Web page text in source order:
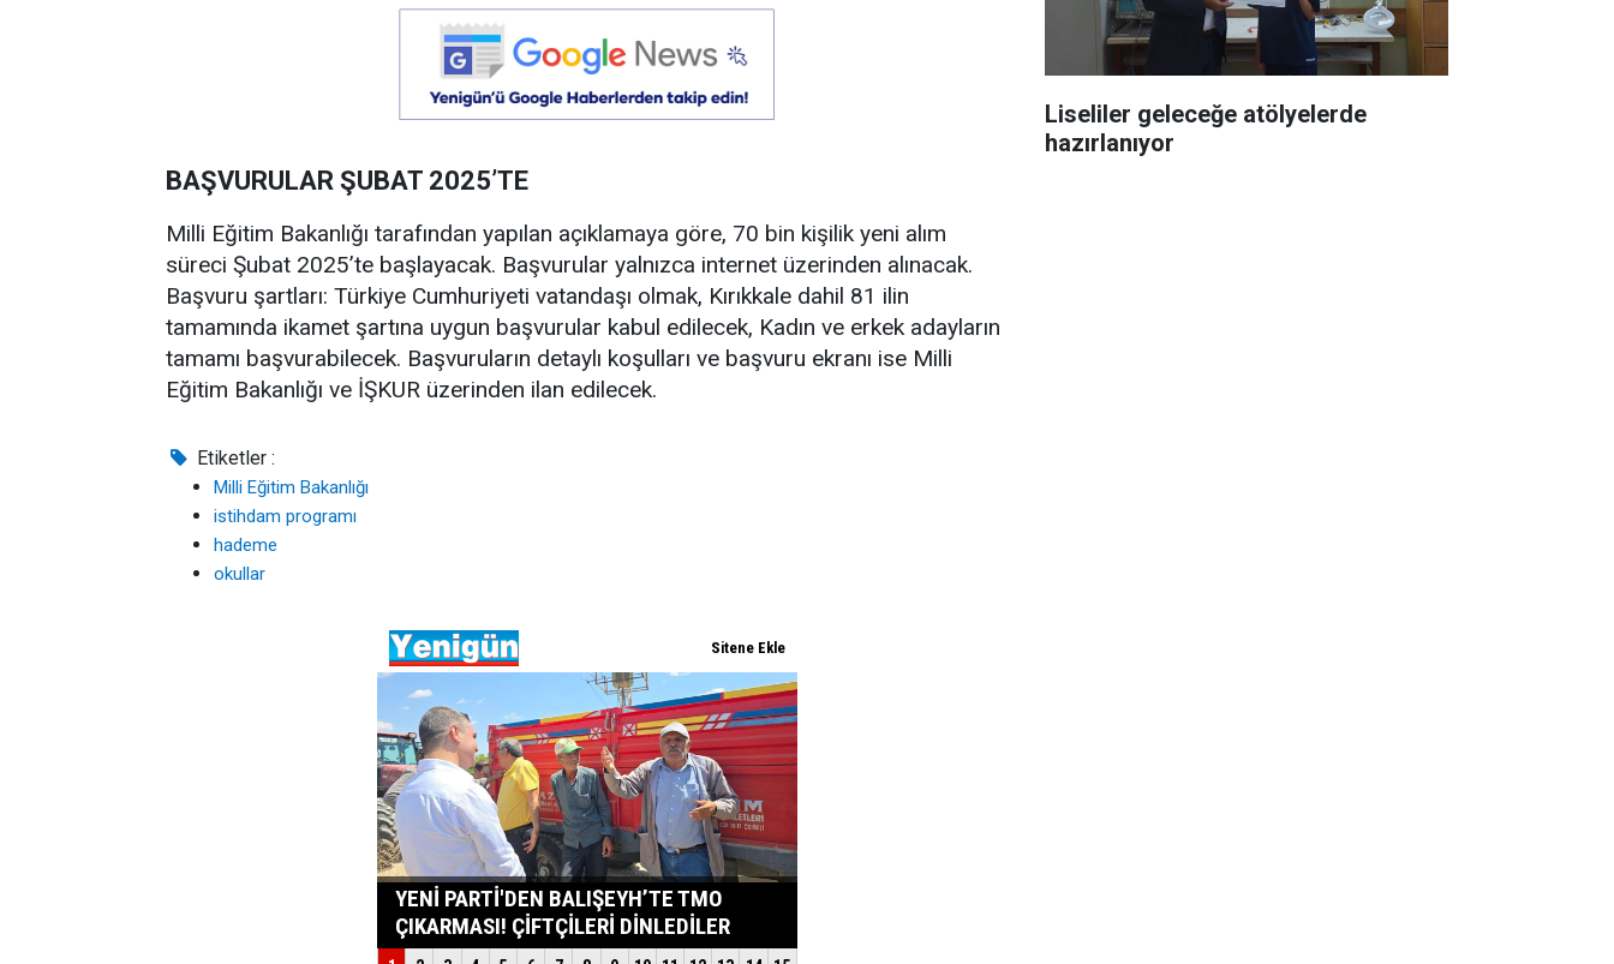
BAŞVURULAR ŞUBAT 2025’TE
Milli Eğitim Bakanlığı tarafından yapılan açıklamaya göre, 70 bin kişilik yeni alım
süreci Şubat 2025’te başlayacak. Başvurular yalnızca internet üzerinden alınacak.
Başvuru şartları: Türkiye Cumhuriyeti vatandaşı olmak, Kırıkkale dahil 81 ilin
tamamında ikamet şartına uygun başvurular kabul edilecek, Kadın ve erkek adayların
tamamı başvurabilecek. Başvuruların detaylı koşulları ve başvuru ekranı ise Milli
Eğitim Bakanlığı ve İŞKUR üzerinden ilan edilecek.
Etiketler :
Milli Eğitim Bakanlığı
istihdam programı
hademe
okullar
Liseliler geleceğe atölyelerde
hazırlanıyor